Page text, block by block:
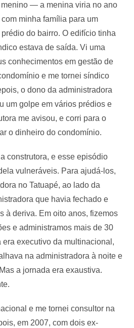
menino — a menina viria no ano
minha família para um
do bairro. O edifício tinha
estava de saída. Vi uma
conhecimentos em gestão de
e me tornei síndico
o dono da administradora
um golpe em vários prédios e
me avisou, e corri para o
o dinheiro do condomínio.
construtora, e esse episódio
vulneráveis. Para ajudá-los,
no Tatuapé, ao lado da
que havia fechado e
à deriva. Em oito anos, fizemos
e administramos mais de 30
executivo da multinacional,
na administradora à noite e
a jornada era exaustiva.
e me tornei consultor na
em 2007, com dois ex-